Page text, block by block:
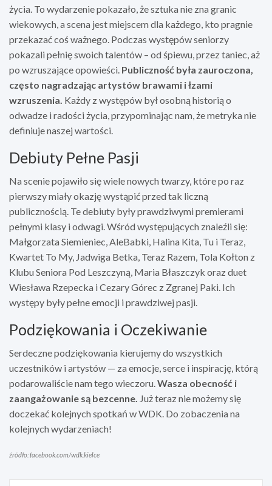
życia. To wydarzenie pokazało, że sztuka nie zna granic
wiekowych, a scena jest miejscem dla każdego, kto pragnie
przekazać coś ważnego. Podczas występów seniorzy
pokazali pełnię swoich talentów – od śpiewu, przez taniec, aż
po wzruszające opowieści. Publiczność była zauroczona,
często nagradzając artystów brawami i łzami
wzruszenia. Każdy z występów był osobną historią o
odwadze i radości życia, przypominając nam, że metryka nie
definiuje naszej wartości.
Debiuty Pełne Pasji
Na scenie pojawiło się wiele nowych twarzy, które po raz
pierwszy miały okazję wystąpić przed tak liczną
publicznością. Te debiuty były prawdziwymi premierami
pełnymi klasy i odwagi. Wśród występujących znaleźli się:
Małgorzata Siemieniec, AleBabki, Halina Kita, Tu i Teraz,
Kwartet To My, Jadwiga Betka, Teraz Razem, Tola Kołton z
Klubu Seniora Pod Leszczyną, Maria Błaszczyk oraz duet
Wiesława Rzepecka i Cezary Górec z Zgranej Paki. Ich
występy były pełne emocji i prawdziwej pasji.
Podziękowania i Oczekiwanie
Serdeczne podziękowania kierujemy do wszystkich
uczestników i artystów — za emocje, serce i inspirację, którą
podarowaliście nam tego wieczoru. Wasza obecność i
zaangażowanie są bezcenne. Już teraz nie możemy się
doczekać kolejnych spotkań w WDK. Do zobaczenia na
kolejnych wydarzeniach!
źródło: facebook.com/wdk.kielce